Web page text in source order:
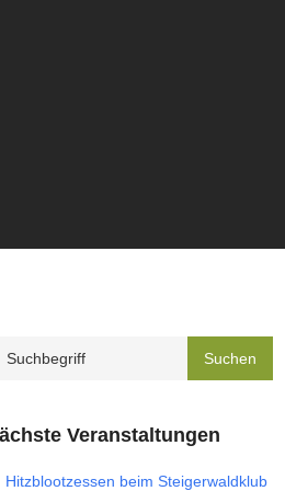
Veranstaltungen
Hitzblootzessen beim Steigerwaldklub